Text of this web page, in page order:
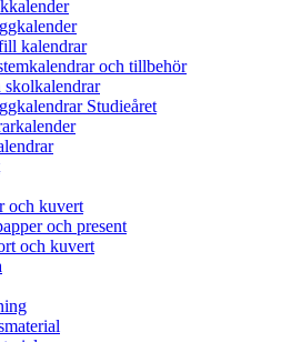
kalendrar
och tillbehör
skolkalendrar
Studieåret
och kuvert
och present
och kuvert